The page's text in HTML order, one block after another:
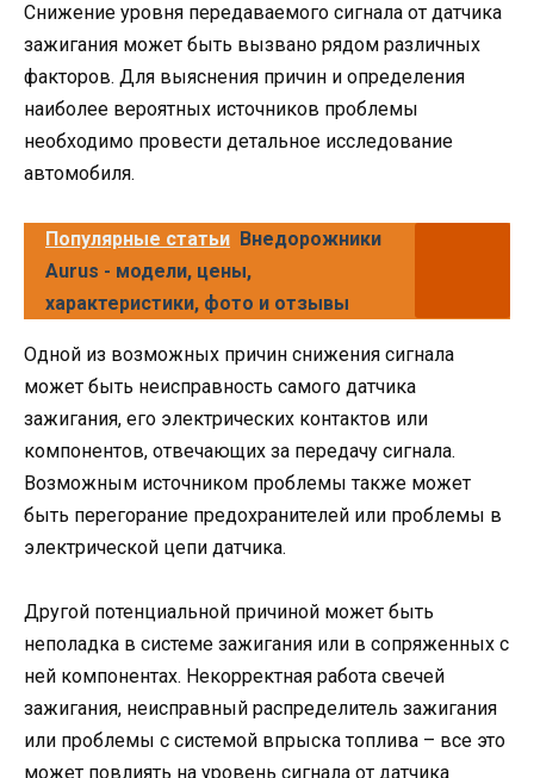
Снижение уровня передаваемого сигнала от датчика
зажигания может быть вызвано рядом различных
факторов. Для выяснения причин и определения
наиболее вероятных источников проблемы
необходимо провести детальное исследование
автомобиля.
Популярные статьи Внедорожники
Aurus - модели, цены,
характеристики, фото и отзывы
Одной из возможных причин снижения сигнала
может быть неисправность самого датчика
зажигания, его электрических контактов или
компонентов, отвечающих за передачу сигнала.
Возможным источником проблемы также может
быть перегорание предохранителей или проблемы в
электрической цепи датчика.
Другой потенциальной причиной может быть
неполадка в системе зажигания или в сопряженных с
ней компонентах. Некорректная работа свечей
зажигания, неисправный распределитель зажигания
или проблемы с системой впрыска топлива – все это
может повлиять на уровень сигнала от датчика